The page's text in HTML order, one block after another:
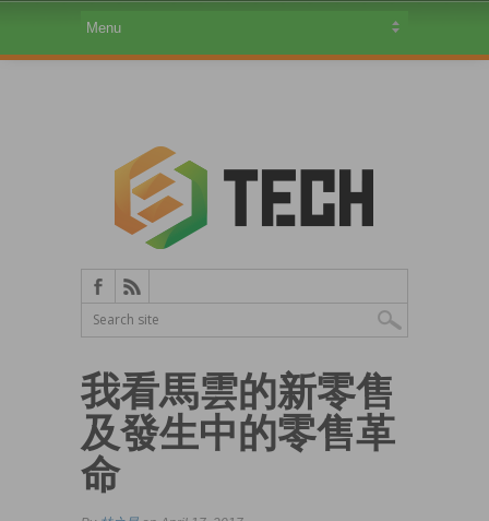
我看馬雲的新零售
及發生中的零售革
命